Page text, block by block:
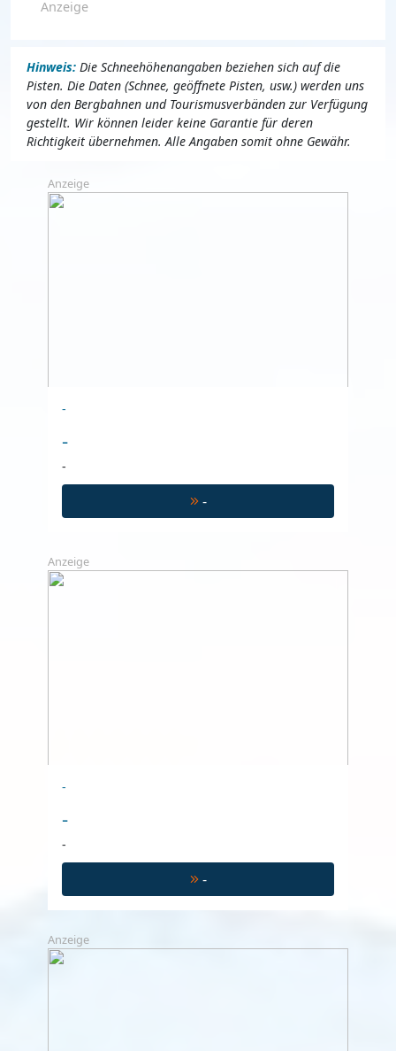
Anzeige
Hinweis: Die Schneehöhenangaben beziehen sich auf die
Pisten. Die Daten (Schnee, geöffnete Pisten, usw.) werden uns
von den Bergbahnen und Tourismusverbänden zur Verfügung
gestellt. Wir können leider keine Garantie für deren
Richtigkeit übernehmen. Alle Angaben somit ohne Gewähr.
Anzeige
-
-
-
-
Anzeige
-
-
-
-
Anzeige